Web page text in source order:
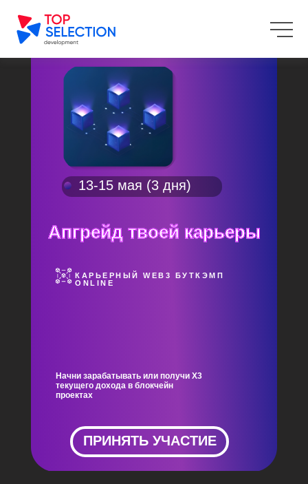
КАРЬЕРНЫЙ WEB3 БУТКЭМП
ONLINE
Начни зарабатывать или получи Х3
текущего дохода в блокчейн
проектах
13-15 мая (3 дня)
Апгрейд твоей карьеры
ПРИНЯТЬ УЧАСТИЕ